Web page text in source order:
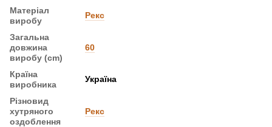
Матеріал
виробу
Рекс
Загальна
довжина
виробу (cm)
60
Країна
виробника
Україна
Різновид
хутряного
оздоблення
Рекс